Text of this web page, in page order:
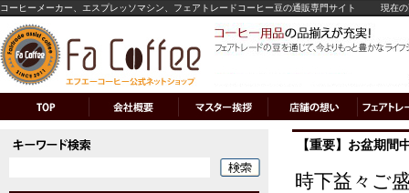
コーヒーメーカー、エスプレッソマシン、フェアトレードコーヒー豆の通販専門サイト 現在
【重要】お盆期間
時下益々ご